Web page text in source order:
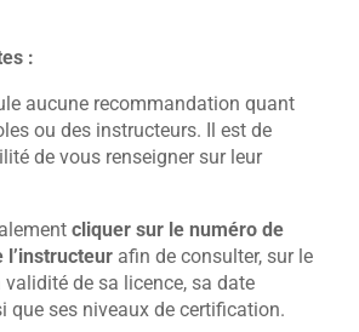
:
aucune recommandation quant
ou des instructeurs. Il est de
de vous renseigner sur leur
cliquer sur le numéro de
l’instructeur afin de consulter, sur le
validité de sa licence, sa date
que ses niveaux de certification.